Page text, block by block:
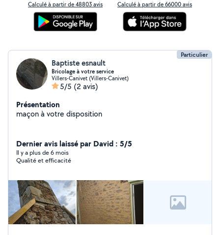
Calculé à partir de 48803 avis Calculé à partir de 66000 avis
Particulier
Baptiste esnault
Bricolage à votre service
Villers-Canivet (Villers-Canivet)
5/5 (2 avis)
Présentation
maçon à votre disposition
Dernier avis laissé par David : 5/5
Il y a plus de 6 mois
Qualité et efficacité